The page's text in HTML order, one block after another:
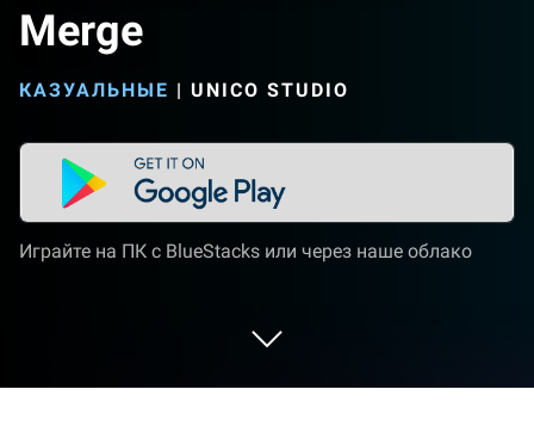
Merge
КАЗУАЛЬНЫЕ | UNICO STUDIO
Играйте на ПК с BlueStacks или через наше облако